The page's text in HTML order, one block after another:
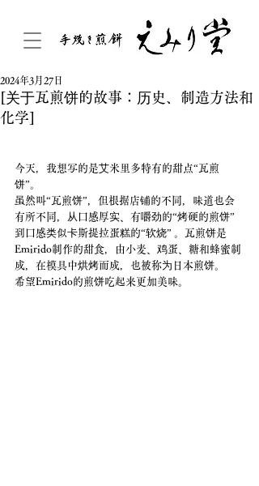
[关于瓦煎饼的故事：历史、制造方法和
化学]
2024年3月27日
今天，我想写的是艾米里多特有的甜点“瓦煎
饼”。
虽然叫“瓦煎饼”，但根据店铺的不同，味道也会
有所不同，从口感厚实、有嚼劲的“烤硬的煎饼”
到口感类似卡斯提拉蛋糕的“软烧” 。瓦煎饼是
Emirido制作的甜食，由小麦、鸡蛋、糖和蜂蜜制
成，在模具中烘烤而成，也被称为日本煎饼。
希望Emirido的煎饼吃起来更加美味。